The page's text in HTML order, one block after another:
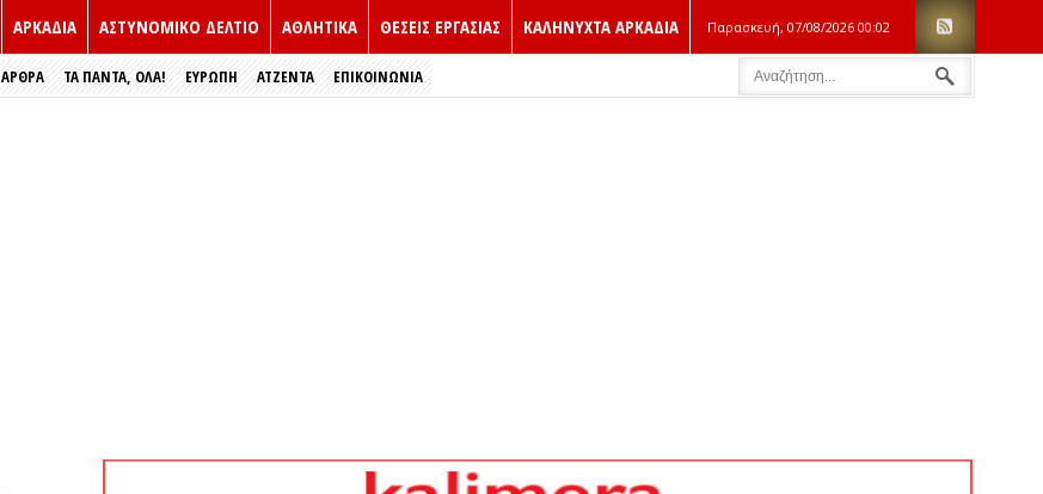
ΑΡΚΑΔΙΑ ΑΣΤΥΝΟΜΙΚΟ ΔΕΛΤΙΟ ΑΘΛΗΤΙΚΑ ΘΕΣΕΙΣ ΕΡΓΑΣΙΑΣ ΚΑΛΗΝΥΧΤΑ ΑΡΚΑΔΙΑ Παρασκευή, 07/08/2026 00:02
ΑΡΘΡΑ ΤΑ ΠΑΝΤΑ, ΟΛΑ! ΕΥΡΏΠΗ ΑΤΖΕΝΤΑ ΕΠΙΚΟΙΝΩΝΙΑ